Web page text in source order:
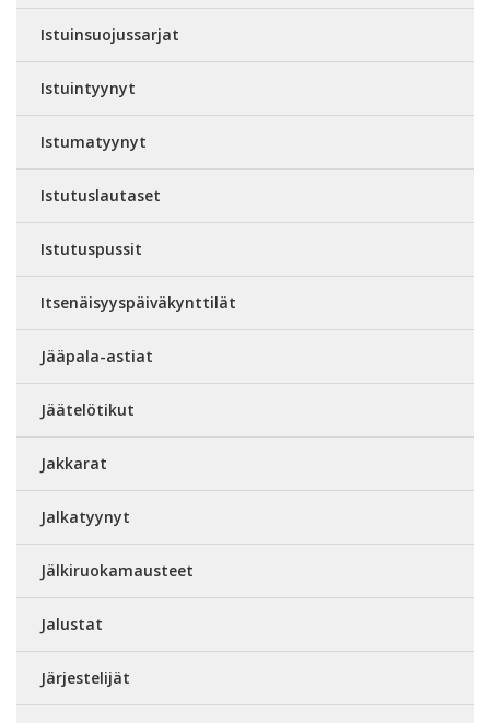
Istuinsuojussarjat
Istuintyynyt
Istumatyynyt
Istutuslautaset
Istutuspussit
Itsenäisyyspäiväkynttilät
Jääpala-astiat
Jäätelötikut
Jakkarat
Jalkatyynyt
Jälkiruokamausteet
Jalustat
Järjestelijät